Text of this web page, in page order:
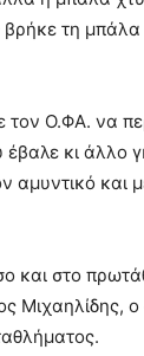
βρήκε τη
Ο.ΦΑ. να
κι άλλο
αμυντικό και
και στο
Μιχαηλίδης,